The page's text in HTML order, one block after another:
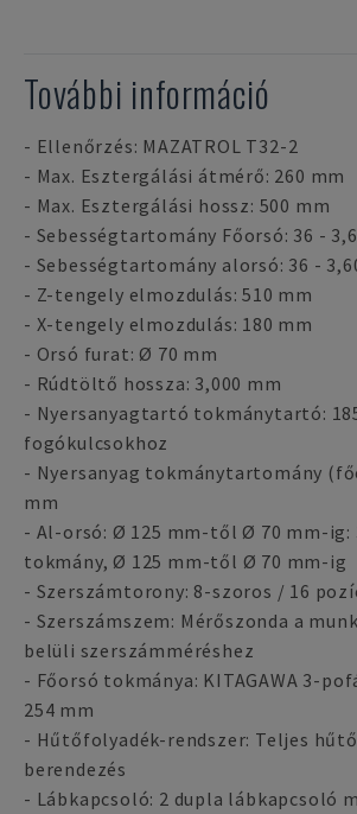
További információ
- Ellenőrzés: MAZATROL T32-2
- Max. Esztergálási átmérő: 260 mm
- Max. Esztergálási hossz: 500 mm
- Sebességtartomány Főorsó: 36 -
- Sebességtartomány alorsó: 36 -
- Z-tengely elmozdulás: 510 mm
- X-tengely elmozdulás: 180 mm
- Orsó furat: Ø 70 mm
- Rúdtöltő hossza: 3,000 mm
- Nyersanyagtartó tokmánytartó:
fogókulcsokhoz
- Nyersanyag tokmánytartomány
mm
- Al-orsó: Ø 125 mm-től Ø 70 mm-ig:
tokmány, Ø 125 mm-től Ø 70 mm-ig
- Szerszámtorony: 8-szoros / 16
- Szerszámszem: Mérőszonda a
belüli szerszámméréshez
- Főorsó tokmánya: KITAGAWA 3-
254 mm
- Hűtőfolyadék-rendszer: Teljes
berendezés
- Lábkapcsoló: 2 dupla lábkapcsoló